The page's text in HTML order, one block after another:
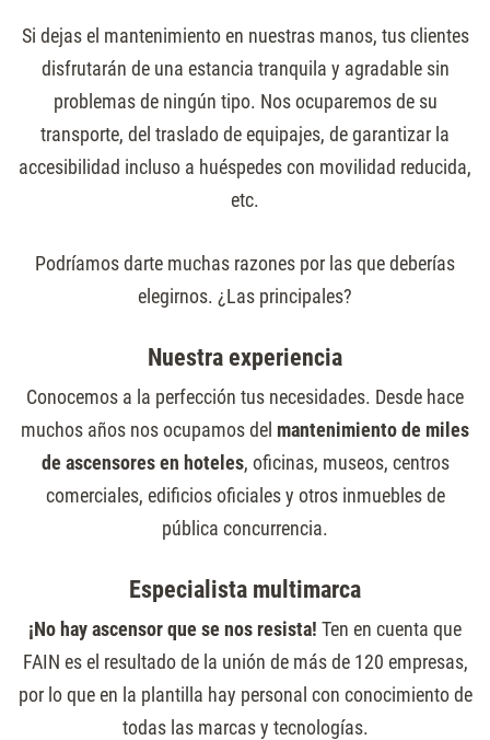
Si dejas el mantenimiento en nuestras manos, tus clientes
disfrutarán de una estancia tranquila y agradable sin
problemas de ningún tipo. Nos ocuparemos de su
transporte, del traslado de equipajes, de garantizar la
accesibilidad incluso a huéspedes con movilidad reducida,
etc.
Podríamos darte muchas razones por las que deberías
elegirnos. ¿Las principales?
Nuestra experiencia
Conocemos a la perfección tus necesidades. Desde hace
muchos años nos ocupamos del mantenimiento de miles
de ascensores en hoteles, oficinas, museos, centros
comerciales, edificios oficiales y otros inmuebles de
pública concurrencia.
Especialista multimarca
¡No hay ascensor que se nos resista! Ten en cuenta que
FAIN es el resultado de la unión de más de 120 empresas,
por lo que en la plantilla hay personal con conocimiento de
todas las marcas y tecnologías.